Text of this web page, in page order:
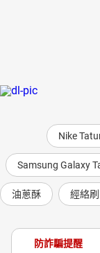
Nike
Samsung Galaxy
油蔥酥 經絡刷
防詐騙提醒